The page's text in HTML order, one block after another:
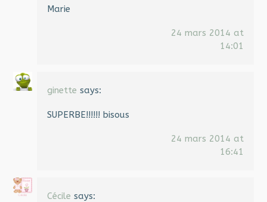
Marie
24 mars 2014 at
14:01
ginette says:
SUPERBE!!!!!! bisous
24 mars 2014 at
16:41
Cécile says: